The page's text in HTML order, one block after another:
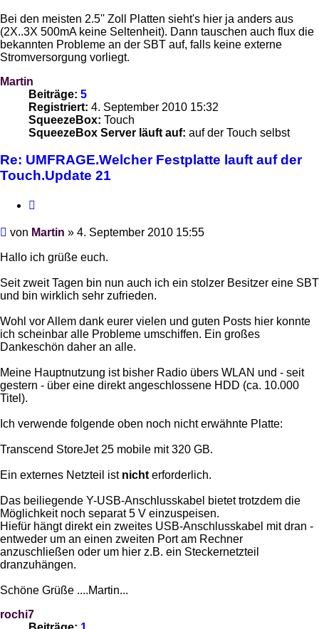
Bei den meisten 2.5'' Zoll Platten sieht's hier ja anders aus
(2X..3X 500mA keine Seltenheit). Dann tauschen auch flux die
bekannten Probleme an der SBT auf, falls keine externe
Stromversorgung vorliegt.
Martin
Beiträge: 5
Registriert: 4. September 2010 15:32
SqueezeBox: Touch
SqueezeBox Server läuft auf: auf der Touch selbst
Re: UMFRAGE.Welcher Festplatte lauft auf der
Touch.Update 21
Beitrag
von Martin » 4. September 2010 15:55
Hallo ich grüße euch.
Seit zweit Tagen bin nun auch ich ein stolzer Besitzer eine SBT
und bin wirklich sehr zufrieden.
Wohl vor Allem dank eurer vielen und guten Posts hier konnte
ich scheinbar alle Probleme umschiffen. Ein großes
Dankeschön daher an alle.
Meine Hauptnutzung ist bisher Radio übers WLAN und - seit
gestern - über eine direkt angeschlossene HDD (ca. 10.000
Titel).
Ich verwende folgende oben noch nicht erwähnte Platte:
Transcend StoreJet 25 mobile mit 320 GB.
Ein externes Netzteil ist nicht erforderlich.
Das beiliegende Y-USB-Anschlusskabel bietet trotzdem die
Möglichkeit noch separat 5 V einzuspeisen.
Hiefür hängt direkt ein zweites USB-Anschlusskabel mit dran -
entweder um an einen zweiten Port am Rechner
anzuschließen oder um hier z.B. ein Steckernetzteil
dranzuhängen.
Schöne Grüße ....Martin...
rochi7